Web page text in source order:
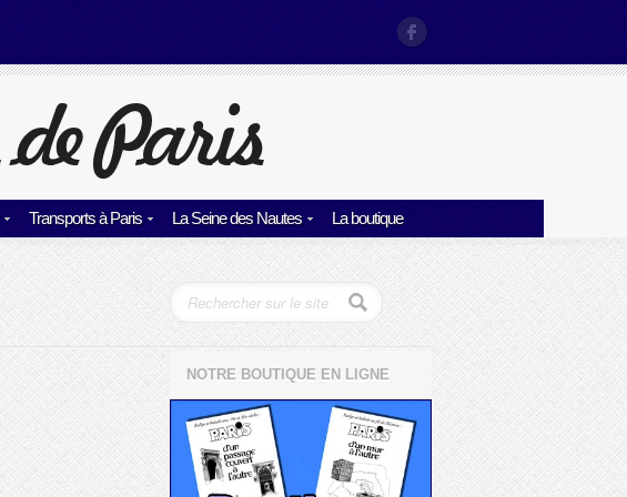
Transports à Paris La Seine des Nautes La boutique
NOTRE BOUTIQUE EN LIGNE